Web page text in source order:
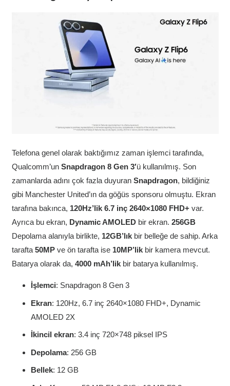
Telefona genel olarak baktığımız zaman işlemci tarafında,
Qualcomm’un Snapdragon 8 Gen 3′ü kullanılmış. Son
zamanlarda adını çok fazla duyuran Snapdragon, bildiğiniz
gibi Manchester United’ın da göğüs sponsoru olmuştu. Ekran
tarafına bakınca, 120Hz’lik 6.7 inç 2640×1080 FHD+var.
Ayrıca bu ekran, Dynamic AMOLEDbir ekran. 256GB
Depolama alanıyla birlikte, 12GB’lıkbir belleğe de sahip. Arka
tarafta50MPve ön tarafta ise 10MP’likbir kamera mevcut.
Batarya olarak da, 4000 mAh’likbir batarya kullanılmış.
İşlemci: Snapdragon 8 Gen 3
Ekran: 120Hz, 6.7 inç 2640×1080 FHD+, Dynamic
AMOLED 2X
İkincil ekran: 3.4 inç 720×748 piksel IPS
Depolama: 256 GB
Bellek: 12 GB